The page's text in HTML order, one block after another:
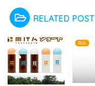
RELATED POST
商品